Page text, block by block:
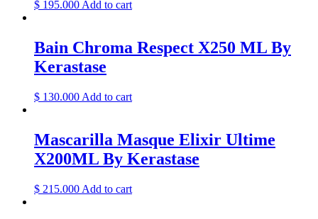
$ 195.000 Add to cart
Bain Chroma Respect X250 ML By
Kerastase
$ 130.000 Add to cart
Mascarilla Masque Elixir Ultime
X200ML By Kerastase
$ 215.000 Add to cart